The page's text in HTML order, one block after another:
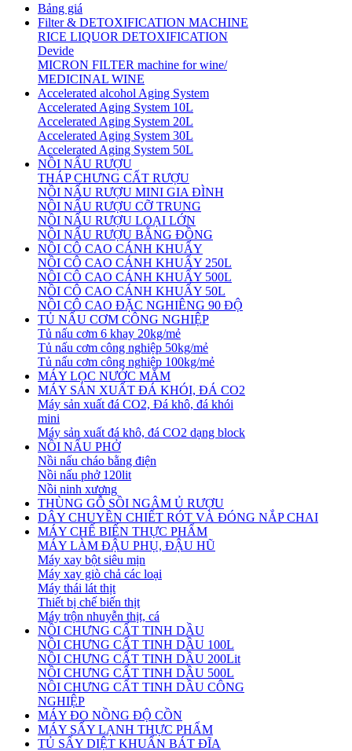
Bảng giá
Filter & DETOXIFICATION MACHINE
RICE LIQUOR DETOXIFICATION
Devide
MICRON FILTER machine for wine/
MEDICINAL WINE
Accelerated alcohol Aging System
Accelerated Aging System 10L
Accelerated Aging System 20L
Accelerated Aging System 30L
Accelerated Aging System 50L
NỒI NẤU RƯỢU
THÁP CHƯNG CẤT RƯỢU
NỒI NẤU RƯỢU MINI GIA ĐÌNH
NỒI NẤU RƯỢU CỠ TRUNG
NỒI NẤU RƯỢU LOẠI LỚN
NỒI NẤU RƯỢU BẰNG ĐỒNG
NỒI CÔ CAO CÁNH KHUẤY
NỒI CÔ CAO CÁNH KHUẤY 250L
NỒI CÔ CAO CÁNH KHUẤY 500L
NỒI CÔ CAO CÁNH KHUẤY 50L
NỒI CÔ CAO ĐẶC NGHIÊNG 90 ĐỘ
TỦ NẤU CƠM CÔNG NGHIỆP
Tủ nấu cơm 6 khay 20kg/mẻ
Tủ nấu cơm công nghiệp 50kg/mẻ
Tủ nấu cơm công nghiệp 100kg/mẻ
MÁY LỌC NƯỚC MẮM
MÁY SẢN XUẤT ĐÁ KHÓI, ĐÁ CO2
Máy sản xuất đá CO2, Đá khô, đá khói
mini
Máy sản xuất đá khô, đá CO2 dạng block
NỒI NẤU PHỞ
Nồi nấu cháo bằng điện
Nồi nấu phở 120lit
Nồi ninh xương
THÙNG GỖ SỒI NGÂM Ủ RƯỢU
DÂY CHUYỀN CHIẾT RÓT VÀ ĐÓNG NẮP CHAI
MÁY CHẾ BIẾN THỰC PHẨM
MÁY LÀM ĐẬU PHỤ, ĐẬU HŨ
Máy xay bột siêu mịn
Máy xay giò chả các loại
Máy thái lát thịt
Thiết bị chế biến thịt
Máy trộn nhuyễn thịt, cá
NỒI CHƯNG CẤT TINH DẦU
NỒI CHƯNG CẤT TINH DẦU 100L
NỒI CHƯNG CẤT TINH DẦU 200Lit
NỒI CHƯNG CẤT TINH DẦU 500L
NỒI CHƯNG CẤT TINH DẦU CÔNG
NGHIỆP
MÁY ĐO NỒNG ĐỘ CỒN
MÁY SẤY LẠNH THỰC PHẨM
TỦ SẤY DIỆT KHUẨN BÁT ĐĨA